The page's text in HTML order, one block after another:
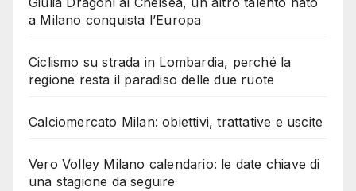
a Milano conquista l’Europa
Ciclismo su strada in Lombardia, perché la
regione resta il paradiso delle due ruote
Calciomercato Milan: obiettivi, trattative e uscite
Vero Volley Milano calendario: le date chiave di
una stagione da seguire